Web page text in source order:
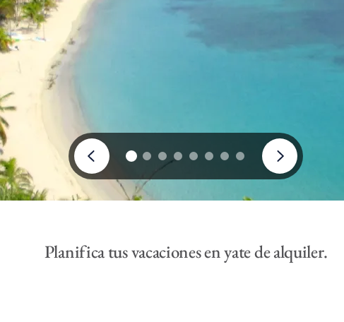
Planifica tus vacaciones en yate de alquiler.